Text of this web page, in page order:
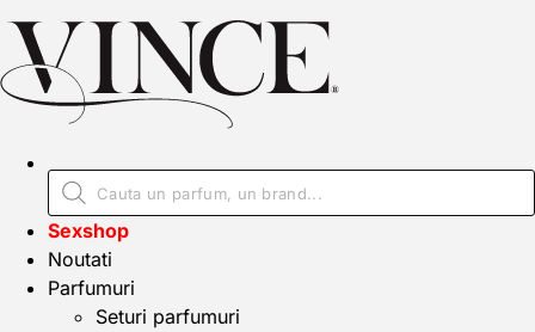
Sexshop
Noutati
Parfumuri
Seturi parfumuri